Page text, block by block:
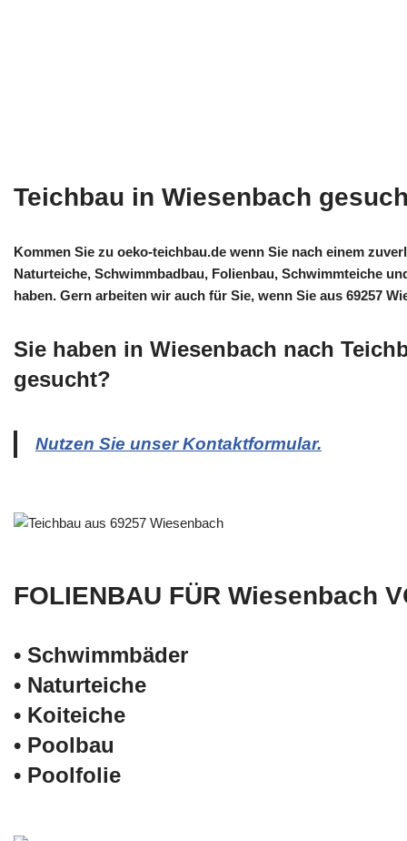
Teichbau in Wiesenbach
Kommen Sie zu oeko-teichbau.de wenn Sie nach einem
Naturteiche, Schwimmbadbau, Folienbau, Schwimmteiche
haben. Gern arbeiten wir auch für Sie, wenn Sie aus 69257
Sie haben in Wiesenbach nach
gesucht?
Nutzen Sie unser Kontaktformular.
FOLIENBAU FÜR Wiesenbach
• Schwimm­bäder
• Naturteiche
• Koiteiche
• Poolbau
• Poolfolie